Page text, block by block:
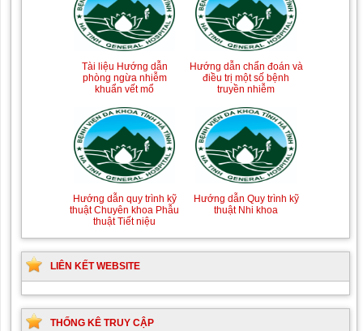
Tài liệu Hướng dẫn
phòng ngừa nhiễm
khuẩn vết mổ
Hướng dẫn chẩn đoán và
điều trị một số bệnh
truyền nhiễm
Hướng dẫn quy trình kỹ
thuật Chuyên khoa Phẫu
thuật Tiết niệu
Hướng dẫn Quy trình kỹ
thuật Nhi khoa
LIÊN KẾT WEBSITE
THỐNG KÊ TRUY CẬP